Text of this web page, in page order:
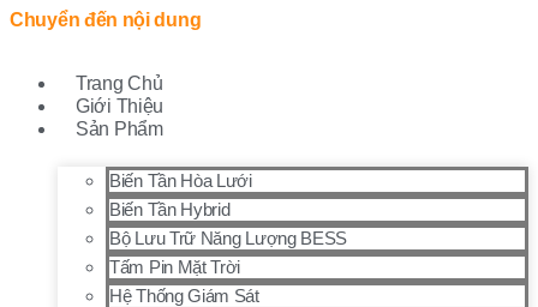
Chuyển đến nội dung
Trang Chủ
Giới Thiệu
Sản Phẩm
Biến Tần Hòa Lưới
Biến Tần Hybrid
Bộ Lưu Trữ Năng Lượng BESS
Tấm Pin Mặt Trời
Hệ Thống Giám Sát